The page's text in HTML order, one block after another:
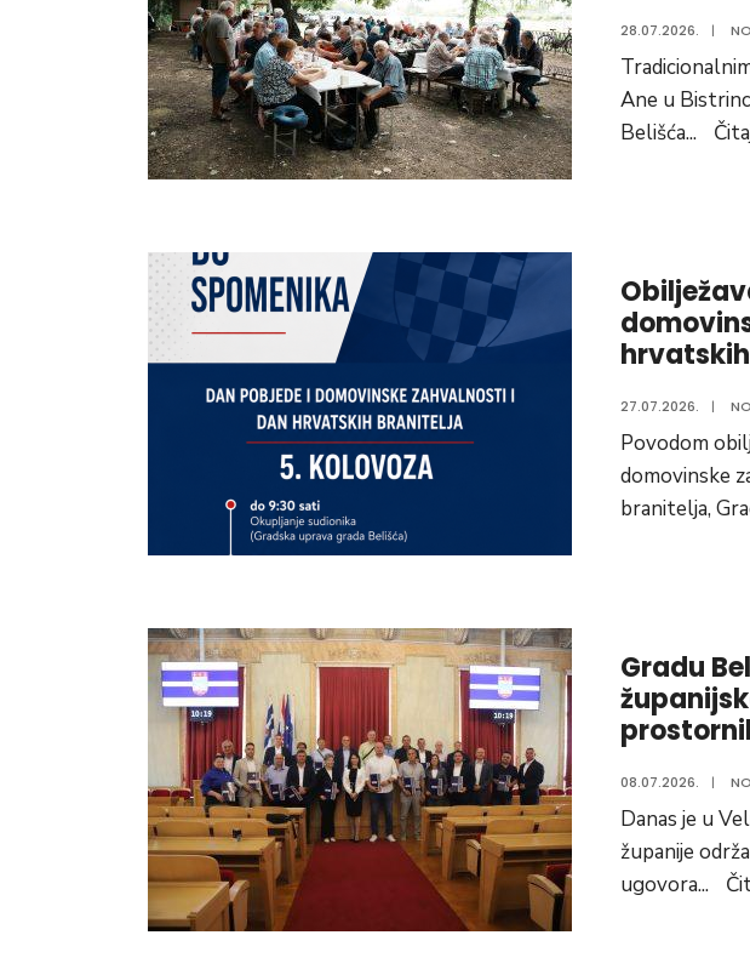
28.07.2026. |
Ane u
Belišća...
27.07.2026. |
Povodom
domovinske
branitelja,
Gradu
08.07.2026. |
Danas je u
županije
ugovora...